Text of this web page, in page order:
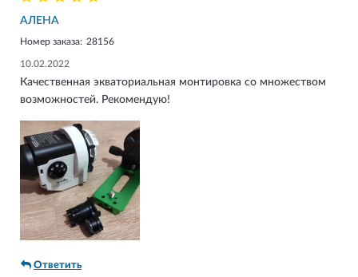
АЛЕНА
Номер заказа: 28156
10.02.2022
Качественная экваториальная монтировка со множеством
возможностей. Рекомендую!
Ответить